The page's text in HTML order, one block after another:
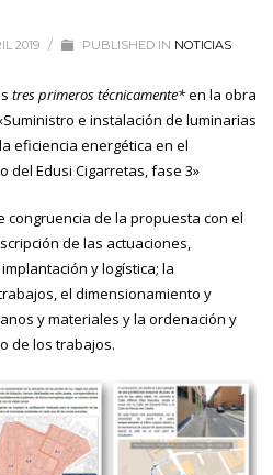
2019 / PUBLISHED IN NOTICIAS
tres primeros técnicamente*en la obra
e instalación de luminarias
eficiencia energética en el
del Edusi Cigarretas, fase 3»
de la propuesta con el
de las actuaciones,
y logística; la
el dimensionamiento y
y materiales y la ordenación y
de los trabajos.